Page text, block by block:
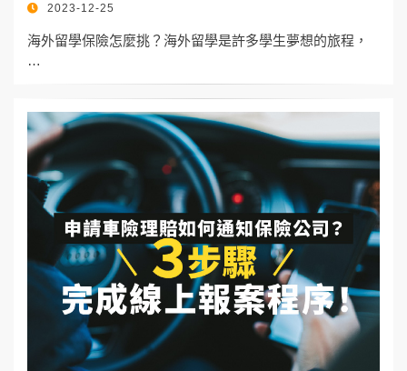
POSTED
2023-12-25
海外留學保險怎麼挑？海外留學是許多學生夢想的旅程，
…